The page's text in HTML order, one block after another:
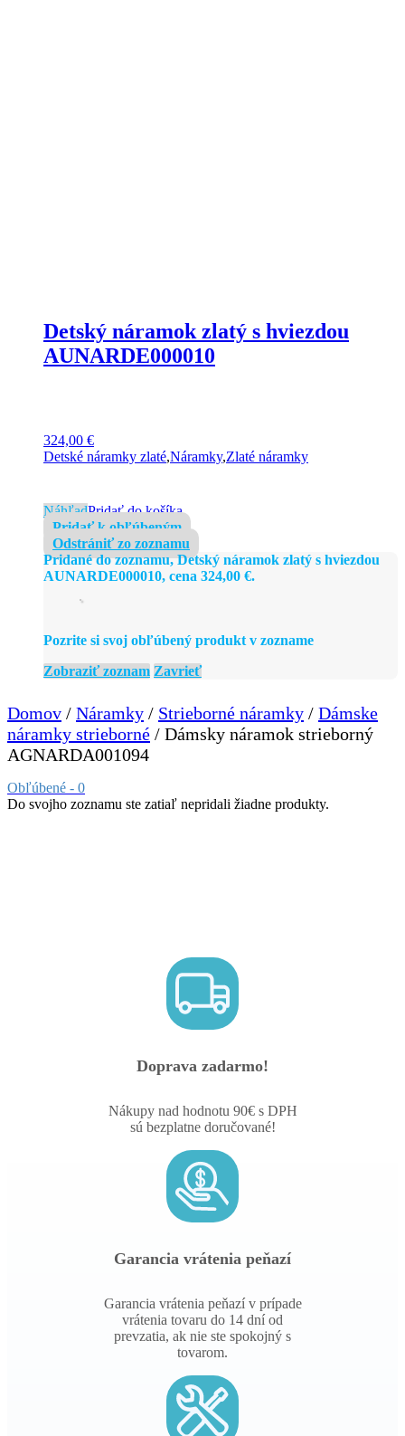
Detský náramok zlatý s hviezdou
AUNARDE000010
324,00 €
Detské náramky zlaté,Náramky,Zlaté náramky
NáhľadPridať do košíka
Pridať k obľúbeným
Odstrániť zo zoznamu
Pridané do zoznamu, Detský náramok zlatý s hviezdou
AUNARDE000010, cena 324,00 €.
Pozrite si svoj obľúbený produkt v zozname
Zobraziť zoznam Zavrieť
Domov / Náramky / Strieborné náramky / Dámske
náramky strieborné / Dámsky náramok strieborný
AGNARDA001094
Obľúbené - 0
Do svojho zoznamu ste zatiaľ nepridali žiadne produkty.
Doprava zadarmo!
Nákupy nad hodnotu 90€ s DPH
sú bezplatne doručované!
Garancia vrátenia peňazí
Garancia vrátenia peňazí v prípade
vrátenia tovaru do 14 dní od
prevzatia, ak nie ste spokojný s
tovarom.